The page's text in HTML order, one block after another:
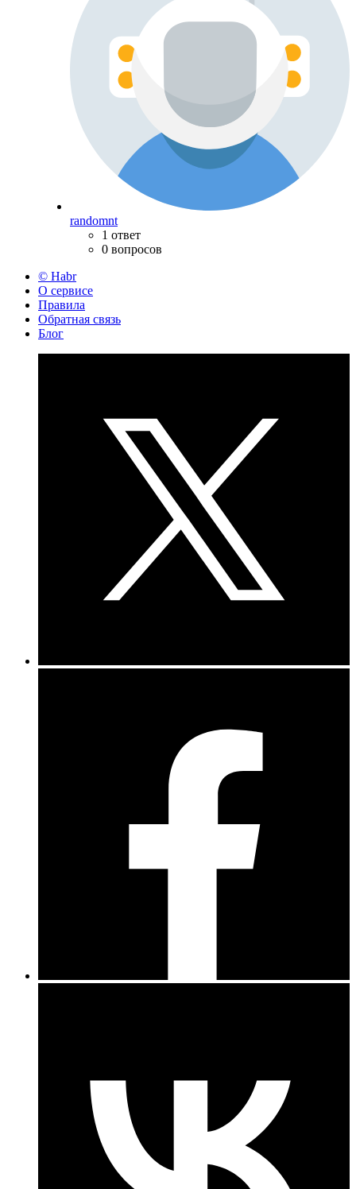
randomnt
1 ответ
0 вопросов
© Habr
О сервисе
Правила
Обратная связь
Блог